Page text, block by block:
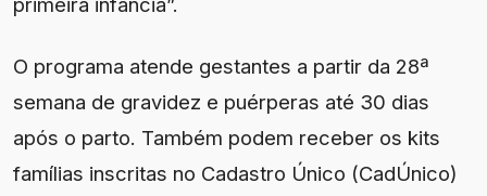
O programa atende gestantes a partir da 28ª
semana de gravidez e puérperas até 30 dias
após o parto. Também podem receber os kits
famílias inscritas no Cadastro Único (CadÚnico)